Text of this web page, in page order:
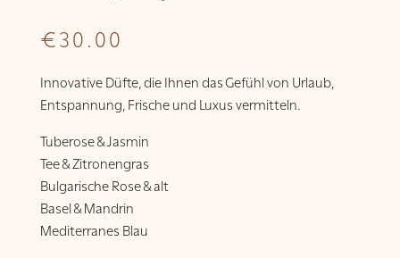
€30.00
Innovative Düfte, die Ihnen das Gefühl von Urlaub,
Entspannung, Frische und Luxus vermitteln.
Tuberose & Jasmin
Tee & Zitronengras
Bulgarische Rose & alt
Basel & Mandrin
Mediterranes Blau